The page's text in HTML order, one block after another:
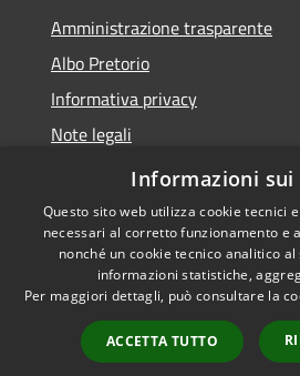
Amministrazione trasparente
Albo Pretorio
Informativa privacy
Note legali
Dichiarazione di accessibilità
Accessibilità
Informazioni sui
Questo sito web utilizza cookie tecnici
necessari al corretto funzionamento e
nonché un cookie tecnico analitico
informazioni statistiche,
Per maggiori dettagli, può consultare la
ACCETTA TUTTO